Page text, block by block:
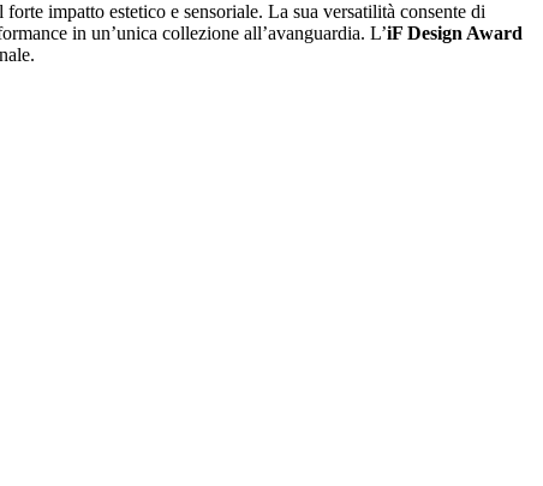
impatto estetico e sensoriale. La sua versatilità consente di
in un’unica collezione all’avanguardia. L’iF Design Award